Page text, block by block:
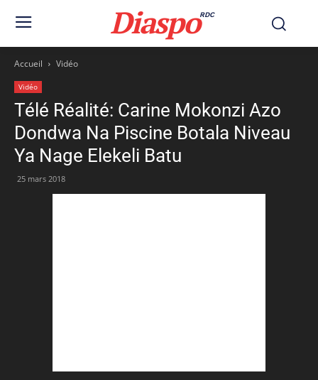
DiaspoRDC
Accueil Vidéo
Vidéo
Télé Réalité: Carine Mokonzi Azo
Dondwa Na Piscine Botala Niveau
Ya Nage Elekeli Batu
25 mars 2018